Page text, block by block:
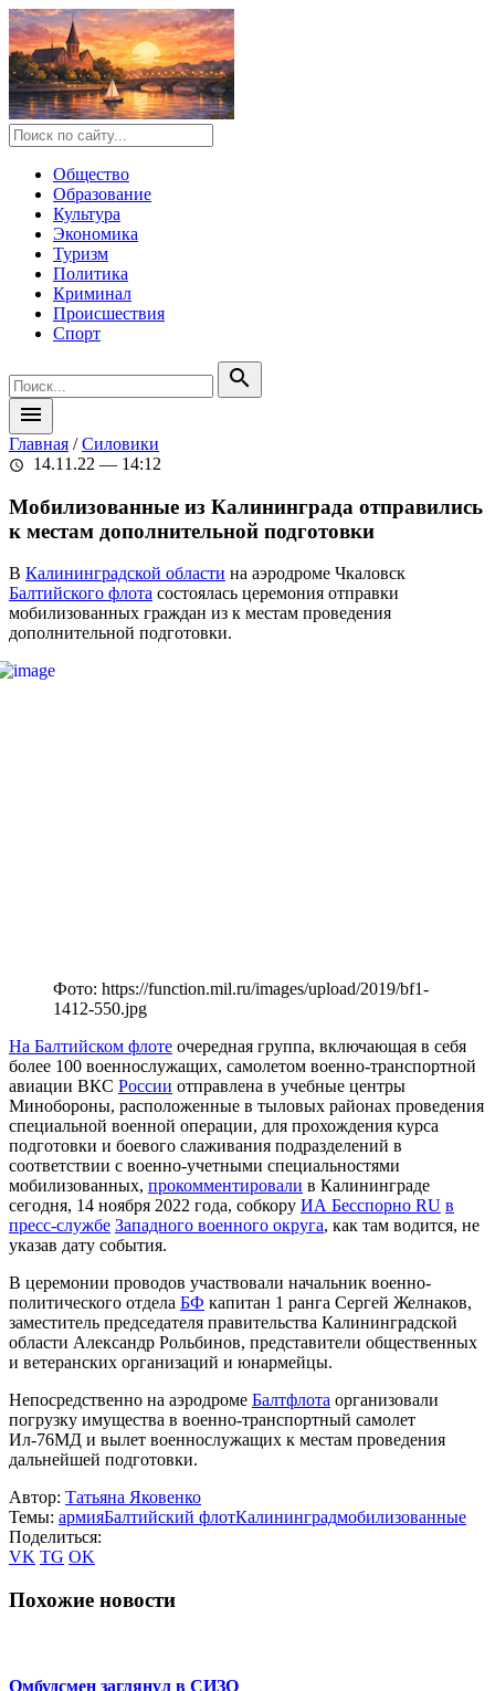
Общество
Образование
Культура
Экономика
Туризм
Политика
Криминал
Происшествия
Спорт
search
menu
Главная /Силовики
schedule 14.11.22 — 14:12
Мобилизованные из Калининграда отправились
к местам дополнительной подготовки
В Калининградской области на аэродроме Чкаловск
Балтийского флота состоялась церемония отправки
мобилизованных граждан из к местам проведения
дополнительной подготовки.
Фото: https://function.mil.ru/images/upload/2019/bf1-
1412-550.jpg
На Балтийском флоте очередная группа, включающая в себя
более 100 военнослужащих, самолетом военно-транспортной
авиации ВКС России отправлена в учебные центры
Минобороны, расположенные в тыловых районах проведения
специальной военной операции, для прохождения курса
подготовки и боевого слаживания подразделений в
соответствии с военно-учетными специальностями
мобилизованных, прокомментировали в Калининграде
сегодня, 14 ноября 2022 года, собкору ИА Бесспорно RU в
пресс-службе Западного военного округа, как там водится, не
указав дату события.
В церемонии проводов участвовали начальник военно-
политического отдела БФ капитан 1 ранга Сергей Желнаков,
заместитель председателя правительства Калининградской
области Александр Рольбинов, представители общественных
и ветеранских организаций и юнармейцы.
Непосредственно на аэродроме Балтфлота организовали
погрузку имущества в военно-транспортный самолет
Ил-76МД и вылет военнослужащих к местам проведения
дальнейшей подготовки.
Автор: Татьяна Яковенко
Темы: армияБалтийский флотКалининградмобилизованные
Поделиться:
VK TG OK
Похожие новости
Омбудсмен заглянул в СИЗО